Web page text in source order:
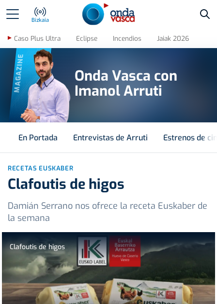
Bizkaia
Caso Plus Ultra Eclipse Incendios Jaiak 2026
MAGAZINE
Onda Vasca con
Imanol Arruti
En Portada Entrevistas de Arruti Estrenos de
RECETAS EUSKABER
Clafoutis de higos
Damián Serrano nos ofrece la receta Euskaber de
la semana
Clafoutis de higos